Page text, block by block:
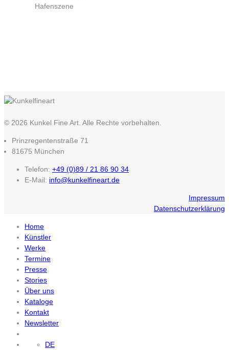
Hafenszene
© 2026 Kunkel Fine Art. Alle Rechte vorbehalten.
Prinzregentenstraße 71
81675 München
Telefon: +49 (0)89 / 21 86 90 34
E-Mail: info@kunkelfineart.de
Impressum
Datenschutzerklärung
Home
Künstler
Werke
Termine
Presse
Stories
Über uns
Kataloge
Kontakt
Newsletter
DE